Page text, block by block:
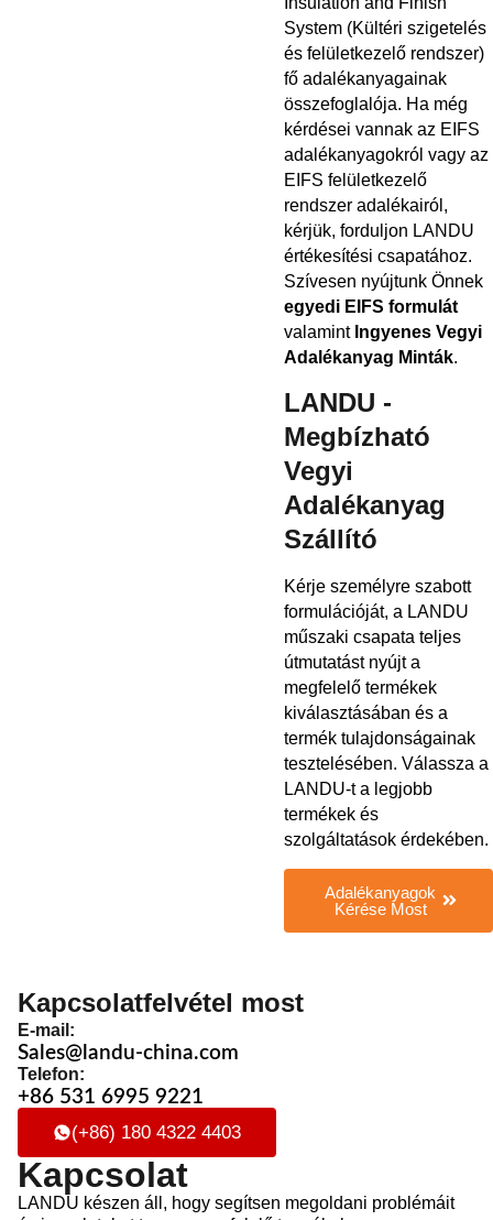
System (Kültéri szigetelés
és felületkezelő rendszer)
fő adalékanyagainak
összefoglalója. Ha még
kérdései vannak az EIFS
adalékanyagokról vagy az
EIFS felületkezelő
rendszer adalékairól,
kérjük, forduljon LANDU
értékesítési csapatához.
Szívesen nyújtunk Önnek
egyedi EIFS formulát
valamintIngyenes Vegyi
Adalékanyag Minták.
LANDU -
Megbízható
Vegyi
Adalékanyag
Szállító
Kérje személyre szabott
formulációját, a LANDU
műszaki csapata teljes
útmutatást nyújt a
megfelelő termékek
kiválasztásában és a
termék tulajdonságainak
tesztelésében. Válassza a
LANDU-t a legjobb
termékek és
szolgáltatások érdekében.
Adalékanyagok
Kérése Most
Kapcsolatfelvétel most
E-mail:
Sales@landu-china.com
Telefon:
+86 531 6995 9221
(+86) 180 4322 4403
Kapcsolat
LANDU készen áll, hogy segítsen megoldani problémáit